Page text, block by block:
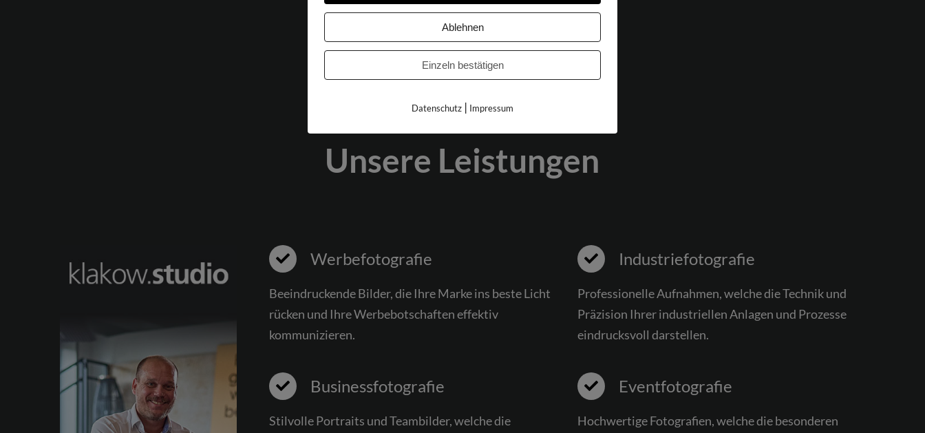
Unsere Leistungen
Werbefotografie
Beeindruckende Bilder, die Ihre Marke ins beste Licht
rücken und Ihre Werbebotschaften effektiv
kommunizieren.
Industriefotografie
Professionelle Aufnahmen, welche die Technik und
Präzision Ihrer industriellen Anlagen und Prozesse
eindrucksvoll darstellen.
Businessfotografie
Stilvolle Portraits und Teambilder, welche die
Eventfotografie
Hochwertige Fotografien, welche die besonderen
Ablehnen
Einzeln bestätigen
Datenschutz | Impressum